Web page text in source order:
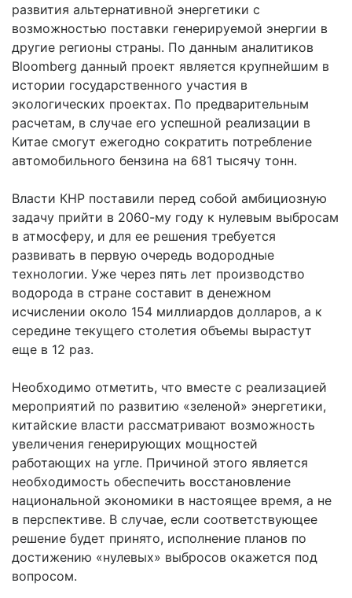
развития альтернативной энергетики с
возможностью поставки генерируемой энергии в
другие регионы страны. По данным аналитиков
Bloomberg данный проект является крупнейшим в
истории государственного участия в
экологических проектах. По предварительным
расчетам, в случае его успешной реализации в
Китае смогут ежегодно сократить потребление
автомобильного бензина на 681 тысячу тонн.
Власти КНР поставили перед собой амбициозную
задачу прийти в 2060-му году к нулевым выбросам
в атмосферу, и для ее решения требуется
развивать в первую очередь водородные
технологии. Уже через пять лет производство
водорода в стране составит в денежном
исчислении около 154 миллиардов долларов, а к
середине текущего столетия объемы вырастут
еще в 12 раз.
Необходимо отметить, что вместе с реализацией
мероприятий по развитию «зеленой» энергетики,
китайские власти рассматривают возможность
увеличения генерирующих мощностей
работающих на угле. Причиной этого является
необходимость обеспечить восстановление
национальной экономики в настоящее время, а не
в перспективе. В случае, если соответствующее
решение будет принято, исполнение планов по
достижению «нулевых» выбросов окажется под
вопросом.